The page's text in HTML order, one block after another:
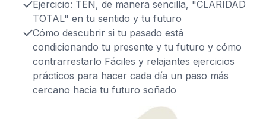
Ejercicio: TEN, de manera sencilla, "CLARIDAD
TOTAL" en tu sentido y tu futuro
Cómo descubrir si tu pasado está
condicionando tu presente y tu futuro y cómo
contrarrestarlo Fáciles y relajantes ejercicios
prácticos para hacer cada día un paso más
cercano hacia tu futuro soñado